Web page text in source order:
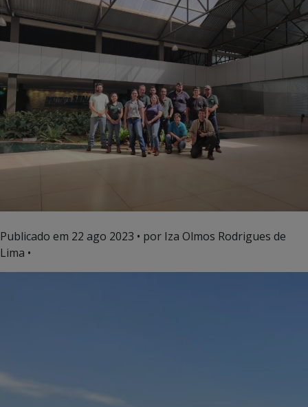
Publicado em 22 ago 2023 • por Iza Olmos Rodrigues de
Lima •